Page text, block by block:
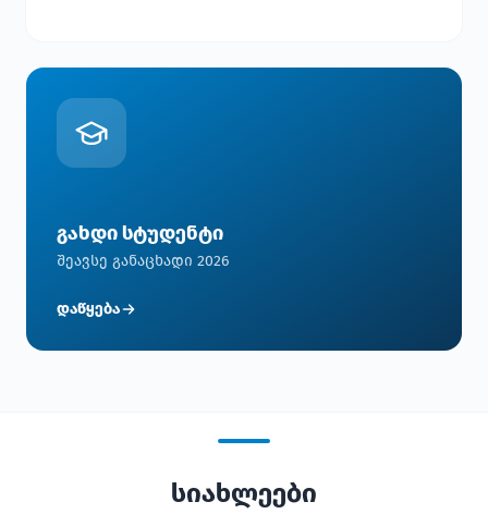
გახდი სტუდენტი
შეავსე განაცხადი 2026
დაწყება
სიახლეები